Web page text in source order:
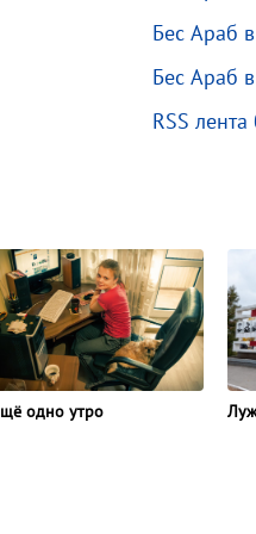
Бес Араб
Бес Араб
RSS лента
одно утро